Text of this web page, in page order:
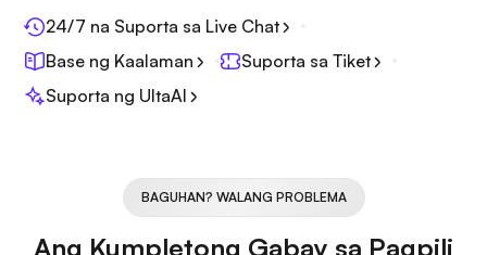
24/7 na Suporta sa Live Chat
Base ng Kaalaman
Suporta sa Tiket
Suporta ng UltaAI
BAGUHAN? WALANG PROBLEMA
Ang Kumpletong Gabay sa Pagpili